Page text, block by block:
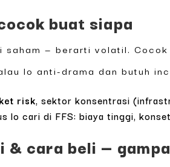
buat siapa
saham — berarti volatil.
lo anti-drama dan butuh
risk, sektor konsentrasi
lo cari di FFS: biaya tinggi,
cara beli —